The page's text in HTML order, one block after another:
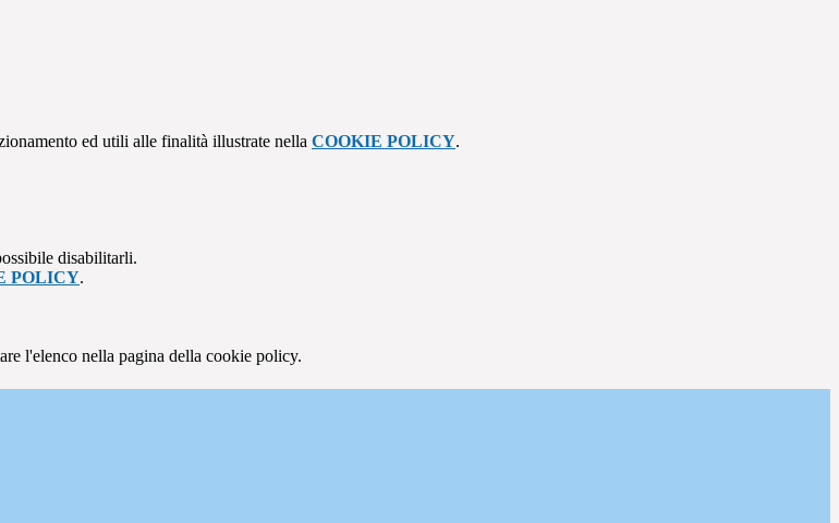
ed utili alle finalità illustrate nella COOKIE POLICY.
disabilitarli.
POLICY.
l'elenco nella pagina della cookie policy.